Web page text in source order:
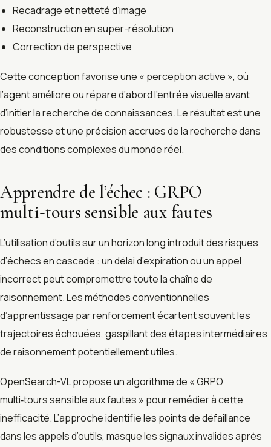
Recadrage et netteté d’image
Reconstruction en super-résolution
Correction de perspective
Cette conception favorise une « perception active », où
l’agent améliore ou répare d’abord l’entrée visuelle avant
d’initier la recherche de connaissances. Le résultat est une
robustesse et une précision accrues de la recherche dans
des conditions complexes du monde réel.
Apprendre de l’échec : GRPO
multi‑tours sensible aux fautes
L’utilisation d’outils sur un horizon long introduit des risques
d’échecs en cascade : un délai d’expiration ou un appel
incorrect peut compromettre toute la chaîne de
raisonnement. Les méthodes conventionnelles
d’apprentissage par renforcement écartent souvent les
trajectoires échouées, gaspillant des étapes intermédiaires
de raisonnement potentiellement utiles.
OpenSearch-VL propose un algorithme de « GRPO
multi‑tours sensible aux fautes » pour remédier à cette
inefficacité. L’approche identifie les points de défaillance
dans les appels d’outils, masque les signaux invalides après